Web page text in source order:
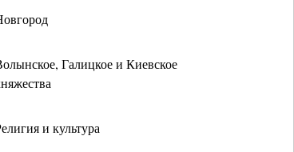
Галицкое и Киевское
и культура